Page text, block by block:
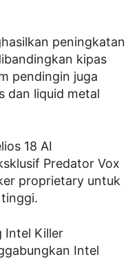
peningkatan
kipas
pendingin juga
dan liquid metal
18 AI
Predator Vox
proprietary untuk
Intel Killer
Intel